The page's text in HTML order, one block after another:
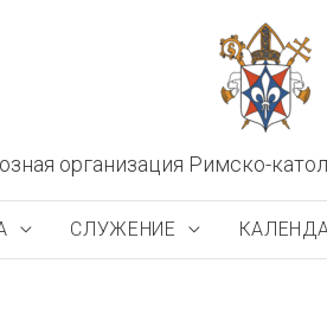
организация Римско-
СЛУЖЕНИЕ